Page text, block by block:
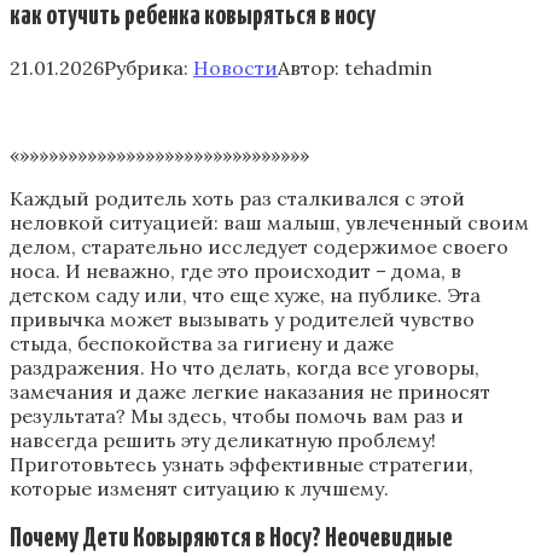
как отучить ребенка ковыряться в носу
21.01.2026Рубрика: НовостиАвтор: tehadmin
«»»»»»»»»»»»»»»»»»»»»»»»»»»»»»»
Каждый родитель хоть раз сталкивался с этой
неловкой ситуацией: ваш малыш, увлеченный своим
делом, старательно исследует содержимое своего
носа. И неважно, где это происходит – дома, в
детском саду или, что еще хуже, на публике. Эта
привычка может вызывать у родителей чувство
стыда, беспокойства за гигиену и даже
раздражения. Но что делать, когда все уговоры,
замечания и даже легкие наказания не приносят
результата? Мы здесь, чтобы помочь вам раз и
навсегда решить эту деликатную проблему!
Приготовьтесь узнать эффективные стратегии,
которые изменят ситуацию к лучшему.
Почему Дети Ковыряются в Носу? Неочевидные